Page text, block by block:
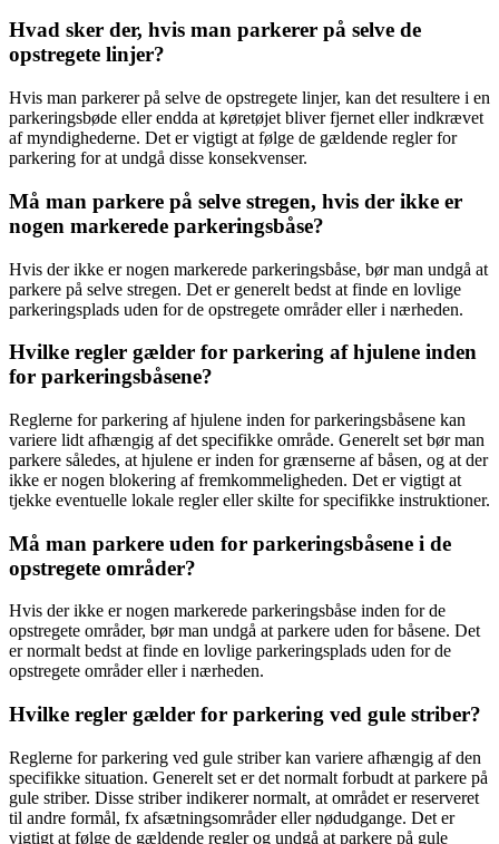
Hvad sker der, hvis man parkerer på selve de
opstregete linjer?
Hvis man parkerer på selve de opstregete linjer, kan det resultere i en
parkeringsbøde eller endda at køretøjet bliver fjernet eller indkrævet
af myndighederne. Det er vigtigt at følge de gældende regler for
parkering for at undgå disse konsekvenser.
Må man parkere på selve stregen, hvis der ikke er
nogen markerede parkeringsbåse?
Hvis der ikke er nogen markerede parkeringsbåse, bør man undgå at
parkere på selve stregen. Det er generelt bedst at finde en lovlige
parkeringsplads uden for de opstregete områder eller i nærheden.
Hvilke regler gælder for parkering af hjulene inden
for parkeringsbåsene?
Reglerne for parkering af hjulene inden for parkeringsbåsene kan
variere lidt afhængig af det specifikke område. Generelt set bør man
parkere således, at hjulene er inden for grænserne af båsen, og at der
ikke er nogen blokering af fremkommeligheden. Det er vigtigt at
tjekke eventuelle lokale regler eller skilte for specifikke instruktioner.
Må man parkere uden for parkeringsbåsene i de
opstregete områder?
Hvis der ikke er nogen markerede parkeringsbåse inden for de
opstregete områder, bør man undgå at parkere uden for båsene. Det
er normalt bedst at finde en lovlige parkeringsplads uden for de
opstregete områder eller i nærheden.
Hvilke regler gælder for parkering ved gule striber?
Reglerne for parkering ved gule striber kan variere afhængig af den
specifikke situation. Generelt set er det normalt forbudt at parkere på
gule striber. Disse striber indikerer normalt, at området er reserveret
til andre formål, fx afsætningsområder eller nødudgange. Det er
vigtigt at følge de gældende regler og undgå at parkere på gule